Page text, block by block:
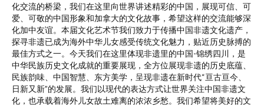
化交流的桥梁，我们在这里向世界讲述精彩的中国，展现可信、可
爱、可敬的中国形象和加拿大的文化故事，希望这样的交流能够深
化加中友谊。本届文化艺术节我们致力于传播中国非遗文化遗产，
探寻非遗已成为海外中华儿女感受传统文化魅力，贴近历史脉搏的
最佳方式之一。今天我们在这里体现非遗里的中国-锦绣四川，是
中华民族历史文化成就的重要展现，全方位展现非遗的历史底蕴、
民族韵味、中国智慧、东方美学，呈现非遗在新时代“亘古亘今、
日新又新”的发展。我们以现代的表达方式让世界关注中国非遗文
化，也承载着海外儿女故土难离的浓浓乡愁。我们希望将美好的文